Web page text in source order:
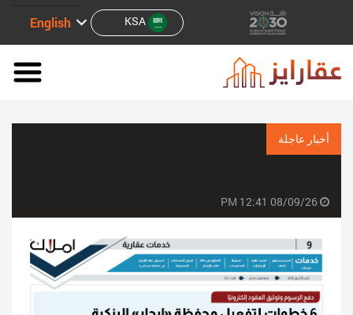
KSA
English
أخبار عاجلة